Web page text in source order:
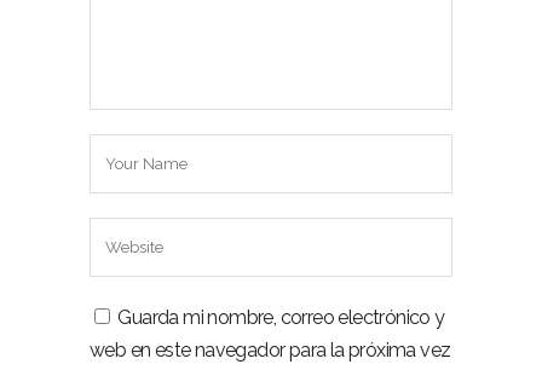
Guarda mi nombre, correo electrónico y
web en este navegador para la próxima vez